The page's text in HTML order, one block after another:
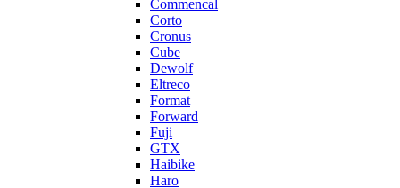
Commencal
Corto
Cronus
Cube
Dewolf
Eltreco
Format
Forward
Fuji
GTX
Haibike
Haro